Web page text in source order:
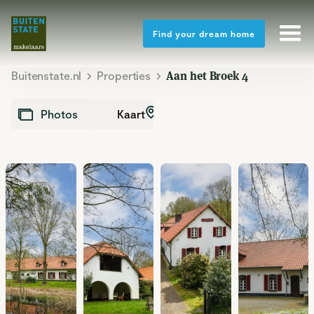
Find your dream home
Buitenstate.nl Properties Aan het Broek 4
Photos Kaart